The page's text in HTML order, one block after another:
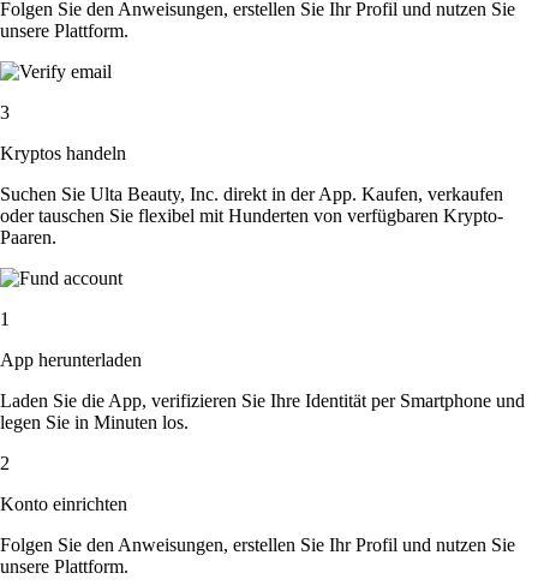
Folgen Sie den Anweisungen, erstellen Sie Ihr Profil und nutzen Sie
unsere Plattform.
3
Kryptos handeln
Suchen Sie Ulta Beauty, Inc. direkt in der App. Kaufen, verkaufen
oder tauschen Sie flexibel mit Hunderten von verfügbaren Krypto-
Paaren.
1
App herunterladen
Laden Sie die App, verifizieren Sie Ihre Identität per Smartphone und
legen Sie in Minuten los.
2
Konto einrichten
Folgen Sie den Anweisungen, erstellen Sie Ihr Profil und nutzen Sie
unsere Plattform.